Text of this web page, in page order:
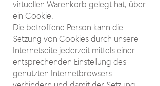
virtuellen Warenkorb gelegt hat, über
ein Cookie.
Die betroffene Person kann die
Setzung von Cookies durch unsere
Internetseite jederzeit mittels einer
entsprechenden Einstellung des
genutzten Internetbrowsers